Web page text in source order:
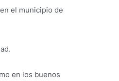
el municipio de
en los buenos